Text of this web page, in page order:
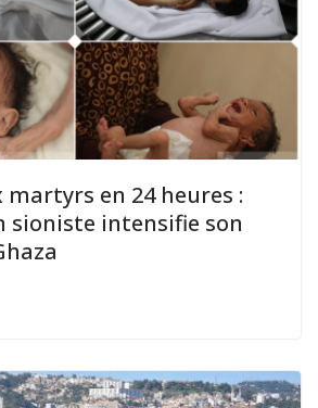
martyrs en 24 heures :
sioniste intensifie son